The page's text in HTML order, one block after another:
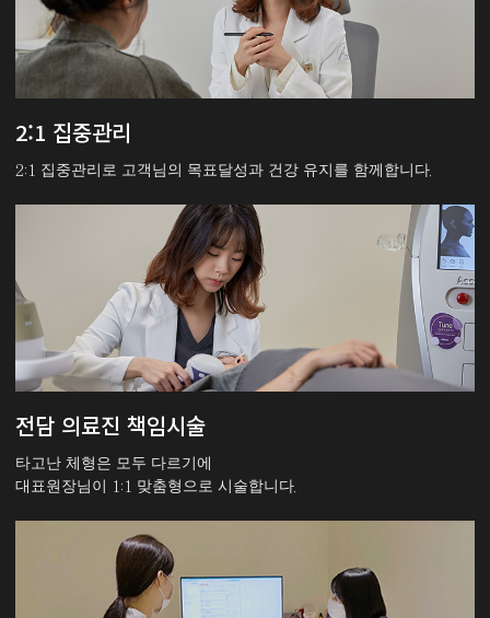
2:1 집중관리
2:1 집중관리로 고객님의 목표달성과 건강 유지를 함께합니다.
전담 의료진 책임시술
타고난 체형은 모두 다르기에
대표원장님이 1:1 맞춤형으로 시술합니다.